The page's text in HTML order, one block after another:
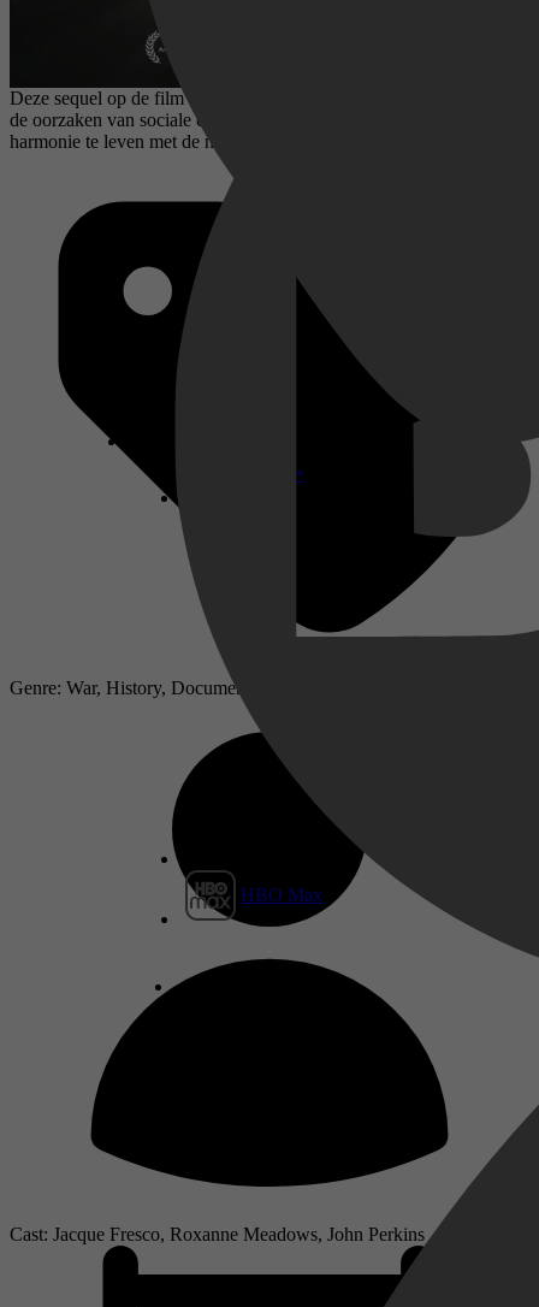
Disney+
HBO Max
Deze sequel op de film waardoor een beweging is ontstaan, belicht
de oorzaken van sociale corruptie die we kunnen oplossen door in
harmonie te leven met de natuur.
Genre: War, History, Documentary
Cast: Jacque Fresco, Roxanne Meadows, John Perkins